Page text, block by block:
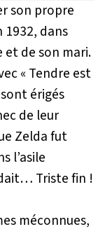
son propre
1932, dans
et de son mari.
« Tendre est
érigés
de leur
Zelda fut
l’asile
Triste fin !
méconnues,